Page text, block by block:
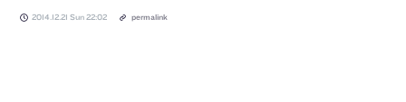
2014.12.21 Sun 22:02 permalink